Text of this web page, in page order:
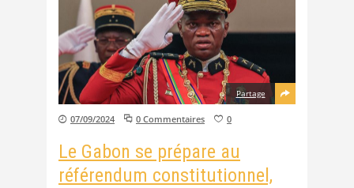
Partage
07/09/2024 0 Commentaires 0
Le Gabon se prépare au
référendum constitutionnel,